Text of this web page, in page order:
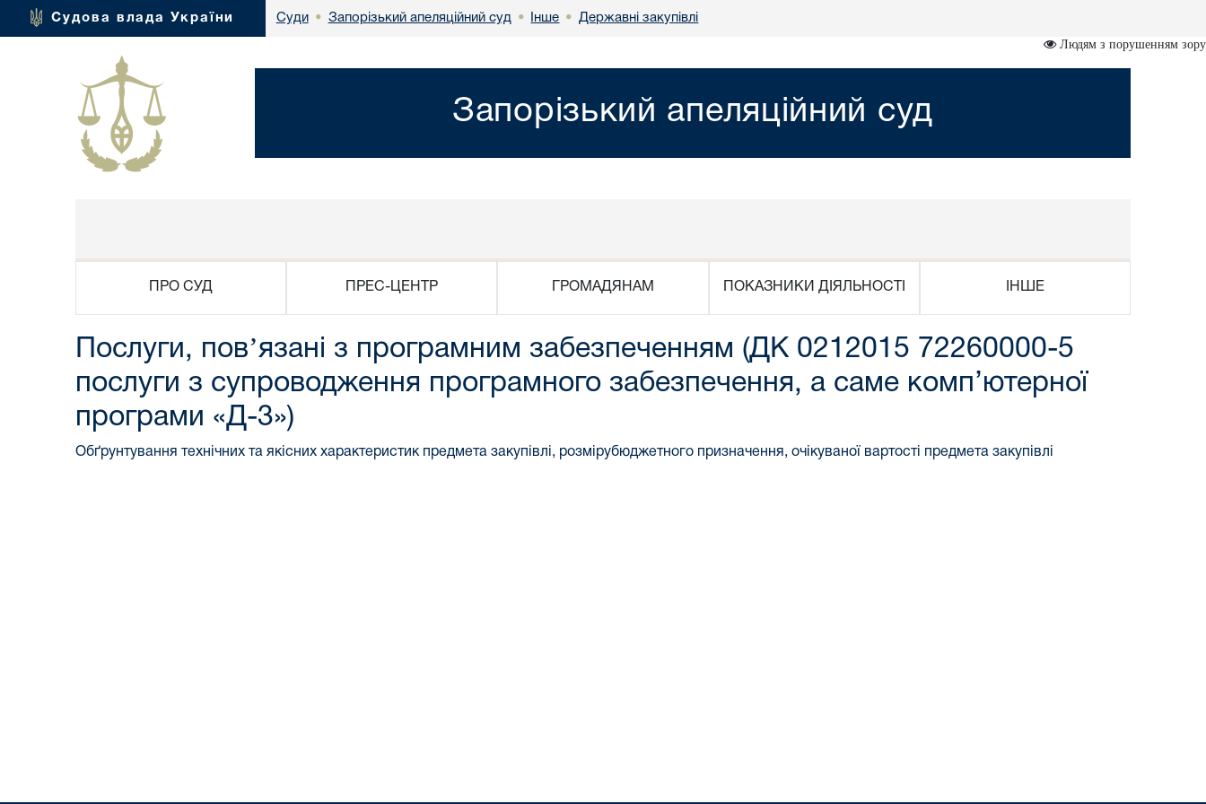
Судова влада України Суди • Запорізький апеляційний суд • Інше • Державні закупівлі
Людям з порушенням зору
Запорізький апеляційний суд
ПРО СУД ПРЕС-ЦЕНТР ГРОМАДЯНАМ ПОКАЗНИКИ ДІЯЛЬНОСТІ ІНШЕ
Послуги, повʼязані з програмним забезпеченням (ДК 0212015 72260000-5
послуги з супроводження програмного забезпечення, а саме комп’ютерної
програми «Д-3»)
Обґрунтування технічних та якісних характеристик предмета закупівлі, розмірубюджетного призначення, очікуваної вартості предмета закупівлі